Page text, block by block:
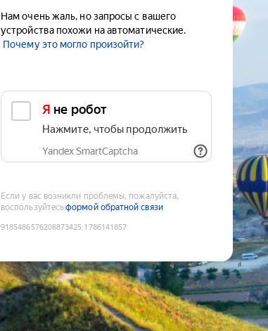
Нам очень жаль, но запросы с вашего
устройства похожи на автоматические.
Почему это могло произойти?
Я не робот
Нажмите, чтобы продолжить
Yandex SmartCaptcha
Если у вас возникли проблемы, пожалуйста,
воспользуйтесьформой обратной связи
9185486576208873425:1786141857